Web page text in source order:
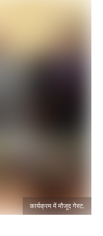
कार्यक्रम में मौजूद गेस्ट.